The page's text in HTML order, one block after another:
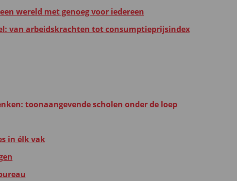
wereld met genoeg voor iedereen
van arbeidskrachten tot consumptieprijsindex
toonaangevende scholen onder de loep
in élk vak